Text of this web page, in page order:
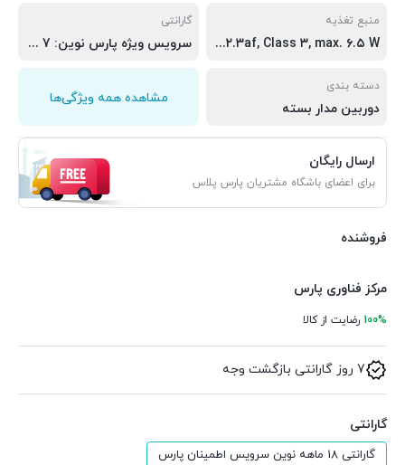
منبع تغذیه
Power: ۱۲ VDC ± ۲۵%, ۰.۴ A, max. ۵ W,Ø۵.۵ mm coaxial power plug,reverse polarity protection, PoE: IEEE ۸۰۲.۳af, Class ۳, max. ۶.۵ W
گارانتی
سرویس ویژه پارس نوین: 7 روز تضمین بازگشت کالا, گارانتی 18 ماهه نوین سرویس اطمینان پارس
دسته بندی
دوربین مدار بسته
مشاهده همه ویژگی‌ها
ارسال رایگان
برای اعضای باشگاه مشتریان پارس پلاس
فروشنده
مرکز فناوری پارس
100% رضایت از کالا
7 روز گارانتی بازگشت وجه
گارانتی
گارانتی 18 ماهه نوین سرویس اطمینان پارس